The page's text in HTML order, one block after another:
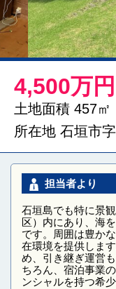
4,500万円
土地面積 457㎡
所在地 石垣市
担当者より
石垣島でも特に景
区）内にあり、海
です。周囲は豊か
在環境を提供しま
め、引き継ぎ運営
ちろん、宿泊事業
ンシャルを持つ希